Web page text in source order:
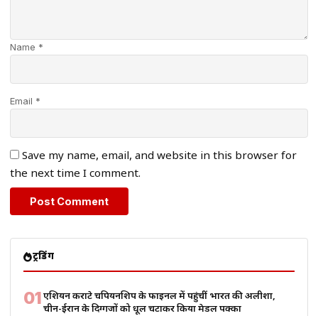
Name *
Email *
Save my name, email, and website in this browser for
the next time I comment.
ट्रेंडिंग
01एशियन कराटे चैंपियनशिप के फाइनल में पहुंचीं भारत की अलीशा,
चीन-ईरान के दिग्गजों को धूल चटाकर किया मेडल पक्का